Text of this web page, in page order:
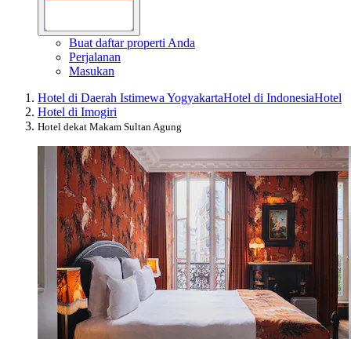
Buat daftar properti Anda
Perjalanan
Masukan
Hotel di Daerah Istimewa YogyakartaHotel di IndonesiaHotel
Hotel di Imogiri
Hotel dekat Makam Sultan Agung